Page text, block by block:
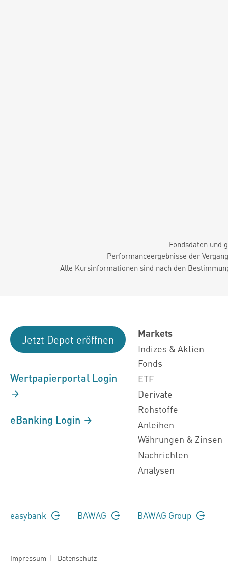
Fondsdaten und
Performanceergebnisse der
Alle Kursinformationen sind nach den
Jetzt Depot eröffnen
Wertpapierportal Login
eBanking Login
Markets
Indizes & Aktien
Fonds
ETF
Derivate
Rohstoffe
Anleihen
Währungen & Zinsen
Nachrichten
Analysen
easybank BAWAG BAWAG Group
Impressum | Datenschutz